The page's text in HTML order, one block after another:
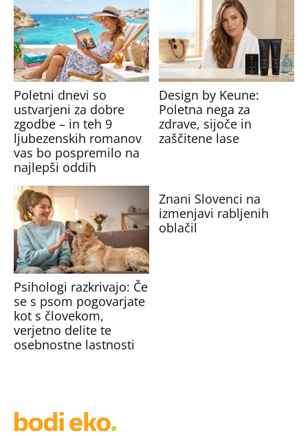
Poletni dnevi so
ustvarjeni za dobre
zgodbe – in teh 9
ljubezenskih romanov
vas bo pospremilo na
najlepši oddih
Design by Keune:
Poletna nega za
zdrave, sijoče in
zaščitene lase
Psihologi razkrivajo: Če
se s psom pogovarjate
kot s človekom,
verjetno delite te
osebnostne lastnosti
Znani Slovenci na
izmenjavi rabljenih
oblačil